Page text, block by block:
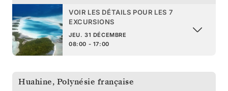
VOIR LES DÉTAILS POUR LES 7
EXCURSIONS
JEU. 31 DÉCEMBRE
08:00 - 17:00
Huahine, Polynésie française